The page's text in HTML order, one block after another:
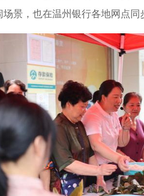
场景，也在温州银行各地网点